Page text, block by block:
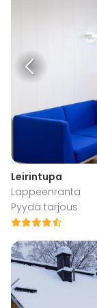
Leirintupa
Lappeenranta
Pyydä tarjous